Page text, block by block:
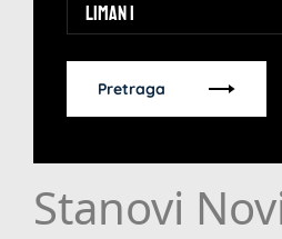
Liman 1
Pretraga
Stanovi